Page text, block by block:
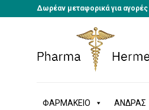
Δωρέαν μεταφορικά για
ΦΑΡΜΑΚΕΙΟ ΑΝΔΡΑΣ
ΦΑΡΜΑΚΕΙΟ